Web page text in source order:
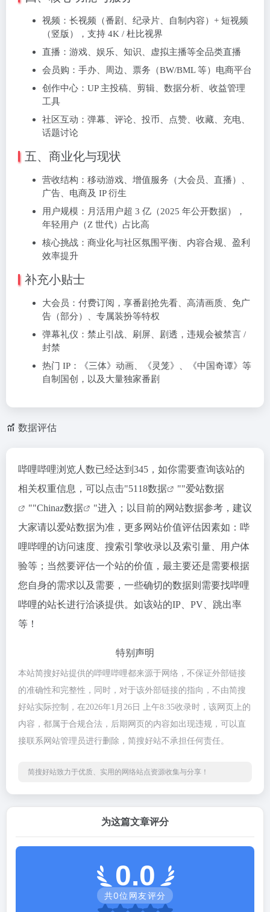
视频：长视频（番剧、纪录片、自制内容）+ 短视频
（竖版），支持 4K / 杜比视界
直播：游戏、娱乐、知识、虚拟主播等全品类直播
会员购：手办、周边、票务（BW/BML 等）电商平台
创作中心：UP 主投稿、剪辑、数据分析、收益管理
工具
社区互动：弹幕、评论、投币、点赞、收藏、充电、
话题讨论
五、商业化与现状
营收结构：移动游戏、增值服务（大会员、直播）、
广告、电商及 IP 衍生
用户规模：月活用户超 3 亿（2025 年公开数据），
年轻用户（Z 世代）占比高
核心挑战：商业化与社区氛围平衡、内容合规、盈利
效率提升
补充小贴士
大会员：付费订阅，享番剧抢先看、高清画质、免广
告（部分）、专属装扮等特权
弹幕礼仪：禁止引战、刷屏、剧透，违规会被禁言 /
封禁
热门 IP：《三体》动画、《灵笼》、《中国奇谭》等
自制国创，以及大量独家番剧
数据评估
哔哩哔哩浏览人数已经达到345，如你需要查询该站的
相关权重信息，可以点击"5118数据 ""爱站数据
""Chinaz数据
"进入；以目前的网站数据参考，建议
大家请以爱站数据为准，更多网站价值评估因素如：哔
哩哔哩的访问速度、搜索引擎收录以及索引量、用户体
验等；当然要评估一个站的价值，最主要还是需要根据
您自身的需求以及需要，一些确切的数据则需要找哔哩
哔哩的站长进行洽谈提供。如该站的IP、PV、跳出率
等！
特别声明
本站简搜好站提供的哔哩哔哩都来源于网络，不保证外部链接
的准确性和完整性，同时，对于该外部链接的指向，不由简搜
好站实际控制，在2026年1月26日 上午8:35收录时，该网页上的
内容，都属于合规合法，后期网页的内容如出现违规，可以直
接联系网站管理员进行删除，简搜好站不承担任何责任。
简搜好站致力于优质、实用的网络站点资源收集与分享！
为这篇文章评分
0.0
共0位网友评分